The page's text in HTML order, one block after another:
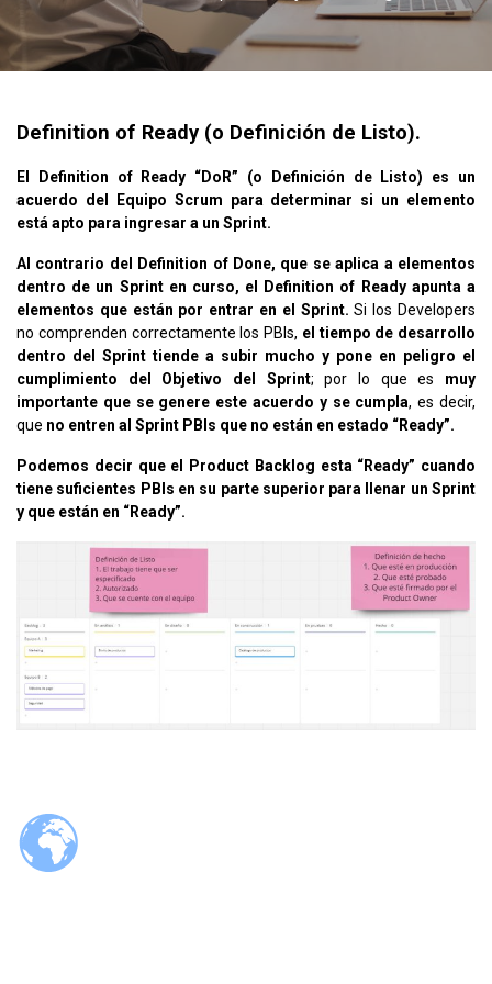
Definition of Ready (o Definición de Listo).
El Definition of Ready “DoR” (o Definición de Listo) es un
acuerdo del Equipo Scrum para determinar si un elemento
está apto para ingresar a un Sprint.
Al contrario del Definition of Done, que se aplica a elementos
dentro de un Sprint en curso, el Definition of Ready apunta a
elementos que están por entrar en el Sprint. Si los Developers
no comprenden correctamente los PBIs, el tiempo de desarrollo
dentro del Sprint tiende a subir mucho y pone en peligro el
cumplimiento del Objetivo del Sprint; por lo que es muy
importante que se genere este acuerdo y se cumpla, es decir,
que no entren al Sprint PBIs que no están en estado “Ready”.
Podemos decir que el Product Backlog esta “Ready” cuando
tiene suficientes PBIs en su parte superior para llenar un Sprint
y que están en “Ready”.